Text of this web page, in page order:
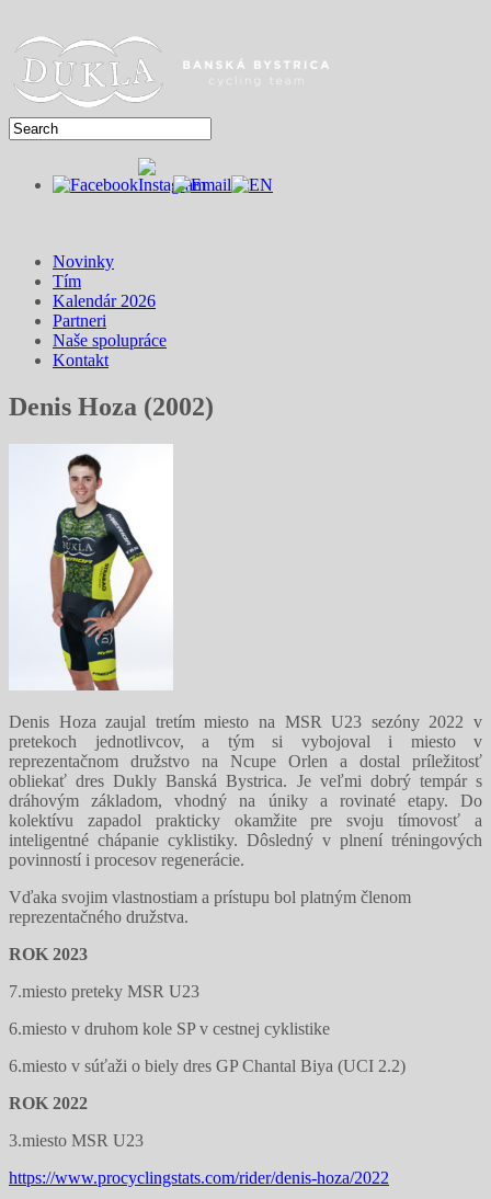
Novinky
Tím
Kalendár 2026
Partneri
Naše spolupráce
Kontakt
Denis Hoza (2002)
Denis Hoza zaujal tretím miesto na MSR U23 sezóny 2022 v
pretekoch jednotlivcov, a tým si vybojoval i miesto v
reprezentačnom družstvo na Ncupe Orlen a dostal príležitosť
obliekať dres Dukly Banská Bystrica. Je veľmi dobrý tempár s
dráhovým základom, vhodný na úniky a rovinaté etapy. Do
kolektívu zapadol prakticky okamžite pre svoju tímovosť a
inteligentné chápanie cyklistiky. Dôsledný v plnení tréningových
povinností i procesov regenerácie.
Vďaka svojim vlastnostiam a prístupu bol platným členom
reprezentačného družstva.
ROK 2023
7.miesto preteky MSR U23
6.miesto v druhom kole SP v cestnej cyklistike
6.miesto v súťaži o biely dres GP Chantal Biya (UCI 2.2)
ROK 2022
3.miesto MSR U23
https://www.procyclingstats.com/rider/denis-hoza/2022